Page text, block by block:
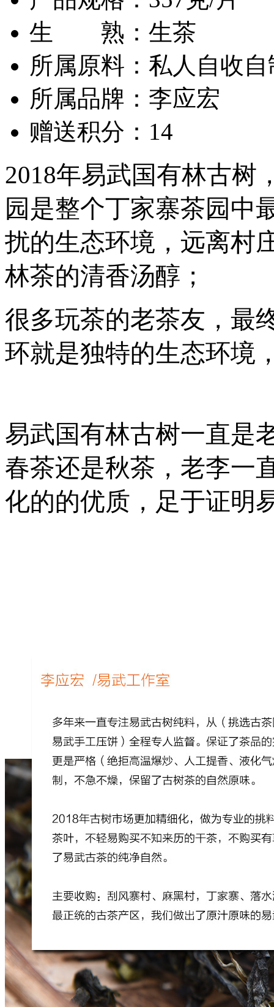
生 熟：生茶
所属原料：私人自收自
所属品牌：李应宏
赠送积分：14
2018年易武国有林古树
园是整个丁家寨茶园中
扰的生态环境，远离村
林茶的清香汤醇；
很多玩茶的老茶友，最
环就是独特的生态环境
易武国有林古树一直是
春茶还是秋茶，老李一
化的的优质，足于证明